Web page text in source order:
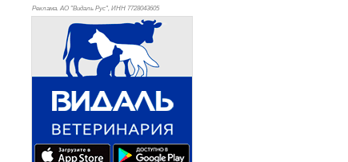
Реклама. АО "Видаль Рус", ИНН 7728043605